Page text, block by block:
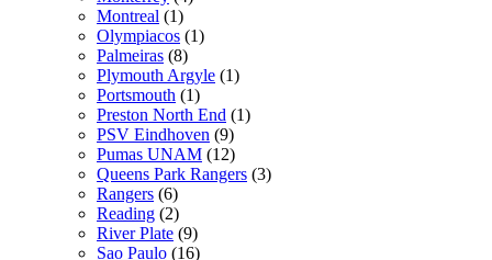
Montreal (1)
Olympiacos (1)
Palmeiras (8)
Plymouth Argyle (1)
Portsmouth (1)
Preston North End (1)
PSV Eindhoven (9)
Pumas UNAM (12)
Queens Park Rangers (3)
Rangers (6)
Reading (2)
River Plate (9)
Sao Paulo (16)